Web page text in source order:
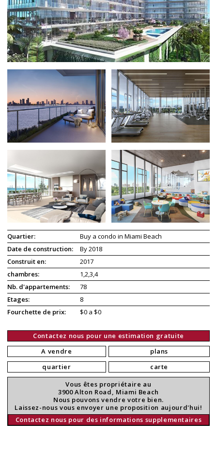
Quartier:
Buy a condo in Miami Beach
Date de construction:
By 2018
Construit en:
2017
chambres:
1,2,3,4
Nb. d'appartements:
78
Etages:
8
Fourchette de prix:
$0 a $0
Contactez nous pour une estimation gratuite
A vendre
quartier
plans
carte
Vous êtes propriétaire au
3900 Alton Road, Miami Beach
Nous pouvons vendre votre bien.
Laissez-nous vous envoyer une proposition aujourd'hui!
Contactez nous pour des informations supplementaires